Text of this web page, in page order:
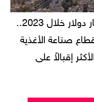
حجم استثمارات يصل لـ 94 مليار دولار خلال 2023..
صناعة الأغذية
إقبالاً على